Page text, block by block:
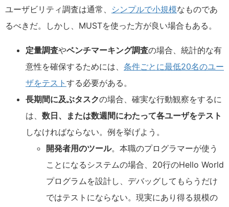
ユーザビリティ調査は通常、 シンプルで小規模なものであ
るべきだ。しかし、MUSTを使った方が良い場合もある。
定量調査やベンチマーキング調査の場合、統計的な有
意性を確保するためには、 条件ごとに最低20名のユー
ザをテスト する必要がある。
長期間に及ぶタスクの場合、確実な行動観察をするに
は、 数日、または数週間にわたって各ユーザをテスト
しなければならない。例を挙げよう。
開発者用のツール。本職のプログラマーが使う
ことになるシステムの場合、20行のHello World
プログラムを設計し、デバッグしてもらうだけ
ではテストにならない。現実にあり得る規模の